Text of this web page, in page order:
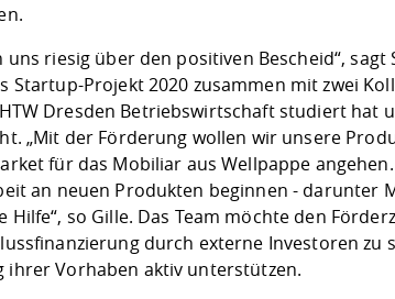
uns riesig über den positiven Bescheid“,
Startup-Projekt 2020 zusammen mit zwei
Dresden Betriebswirtschaft studiert hat
„Mit der Förderung wollen wir unsere
für das Mobiliar aus Wellpappe
an neuen Produkten beginnen - darunter
Hilfe“, so Gille. Das Team möchte den
durch externe Investoren
ihrer Vorhaben aktiv unterstützen.